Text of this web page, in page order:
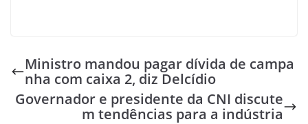
Ministro mandou pagar dívida de campa
nha com caixa 2, diz Delcídio
Governador e presidente da CNI discute
m tendências para a indústria